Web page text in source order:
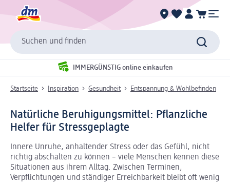
Suchen und finden
IMMERGÜNSTIG online einkaufen
Startseite Inspiration Gesundheit Entspannung & Wohlbefinden
Natürliche Beruhigungsmittel: Pflanzliche
Helfer für Stressgeplagte
Innere Unruhe, anhaltender Stress oder das Gefühl, nicht
richtig abschalten zu können – viele Menschen kennen diese
Situationen aus ihrem Alltag. Zwischen Terminen,
Verpflichtungen und ständiger Erreichbarkeit bleibt oft wenig